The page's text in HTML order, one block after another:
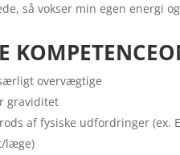
så vokser min egen energi
overvægtige
graviditet
af fysiske udfordringer (ex.
læge)